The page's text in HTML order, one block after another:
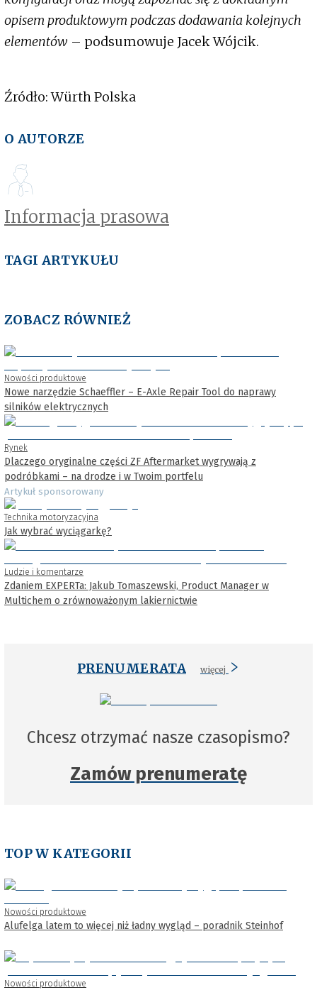
opisem produktowym podczas dodawania kolejnych
elementów – podsumowuje Jacek Wójcik.
Źródło: Würth Polska
O AUTORZE
Informacja prasowa
TAGI ARTYKUŁU
ZOBACZ RÓWNIEŻ
Nowości produktowe
Nowe narzędzie Schaeffler – E-Axle Repair Tool do naprawy
silników elektrycznych
Rynek
Dlaczego oryginalne części ZF Aftermarket wygrywają z
podróbkami – na drodze i w Twoim portfelu
Artykuł sponsorowany
Technika motoryzacyjna
Jak wybrać wyciągarkę?
Ludzie i komentarze
Zdaniem EXPERTa: Jakub Tomaszewski, Product Manager w
Multichem o zrównoważonym lakiernictwie
PRENUMERATA więcej
Chcesz otrzymać nasze czasopismo?
Zamów prenumeratę
TOP W KATEGORII
Nowości produktowe
Alufelga latem to więcej niż ładny wygląd – poradnik Steinhof
Nowości produktowe